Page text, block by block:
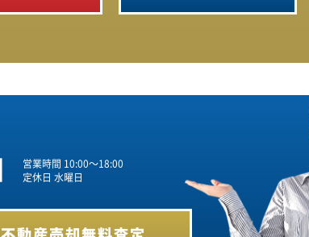
営業時間 10:00～18:00
定休日 水曜日